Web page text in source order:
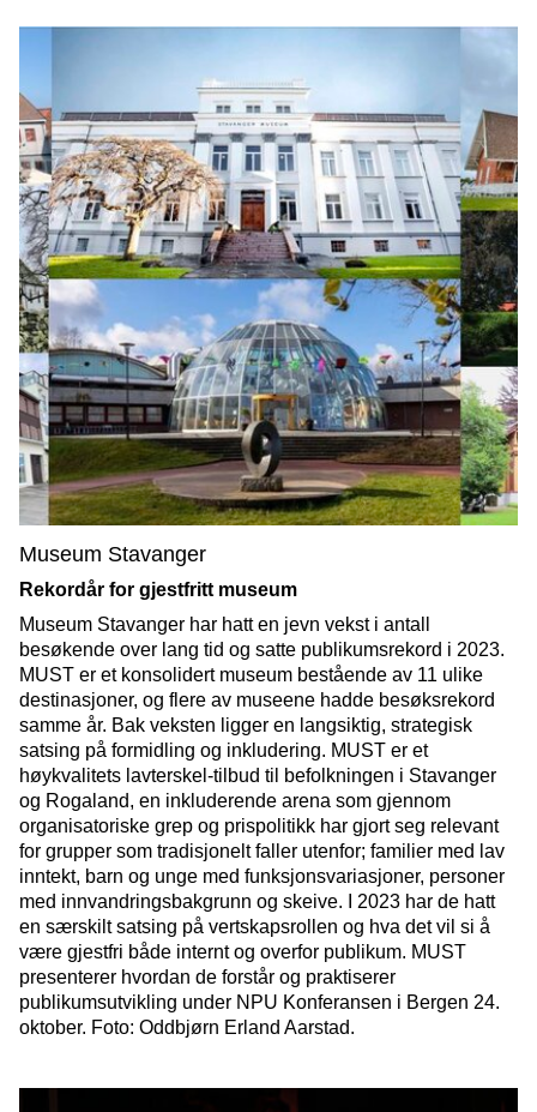
Museum Stavanger
Rekordår for gjestfritt museum
Museum Stavanger har hatt en jevn vekst i antall
besøkende over lang tid og satte publikumsrekord i 2023.
MUST er et konsolidert museum bestående av 11 ulike
destinasjoner, og flere av museene hadde besøksrekord
samme år. Bak veksten ligger en langsiktig, strategisk
satsing på formidling og inkludering. MUST er et
høykvalitets lavterskel-tilbud til befolkningen i Stavanger
og Rogaland, en inkluderende arena som gjennom
organisatoriske grep og prispolitikk har gjort seg relevant
for grupper som tradisjonelt faller utenfor; familier med lav
inntekt, barn og unge med funksjonsvariasjoner, personer
med innvandringsbakgrunn og skeive. I 2023 har de hatt
en særskilt satsing på vertskapsrollen og hva det vil si å
være gjestfri både internt og overfor publikum. MUST
presenterer hvordan de forstår og praktiserer
publikumsutvikling under NPU Konferansen i Bergen 24.
oktober. Foto: Oddbjørn Erland Aarstad.